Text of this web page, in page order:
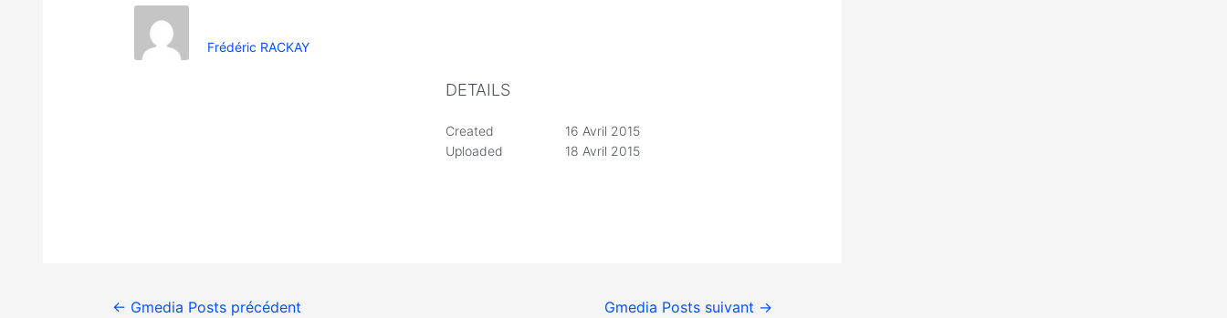
Frédéric RACKAY
DETAILS
Created
16 Avril 2015
Uploaded
18 Avril 2015
← Gmedia Posts précédent Gmedia Posts suivant →